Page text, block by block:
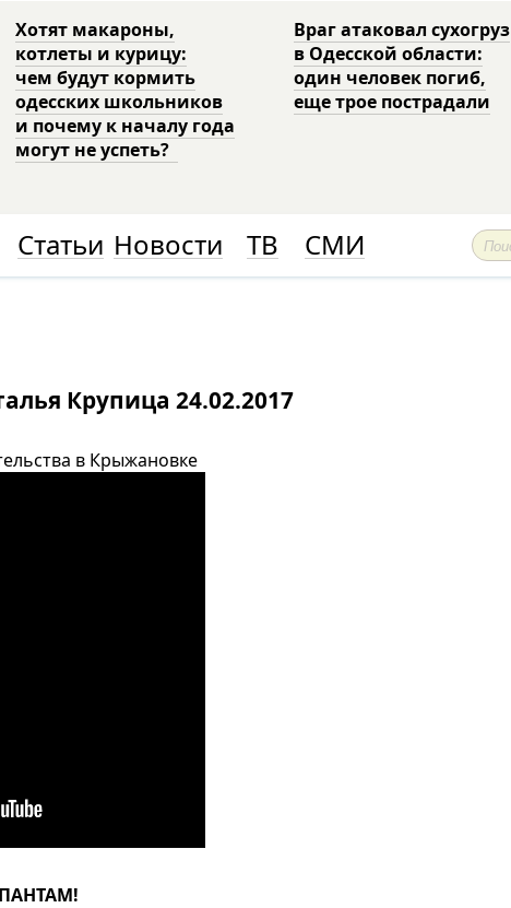
Хотят макароны,
котлеты и курицу:
чем будут кормить
одесских школьников
и почему к началу года
могут не успеть?
Враг атаковал сухогруз
в Одесской области:
один человек погиб,
еще трое пострадали
Статьи Новости ТВ СМИ
Крупица 24.02.2017
в Крыжановке